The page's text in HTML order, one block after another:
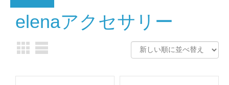
elenaアクセサリー